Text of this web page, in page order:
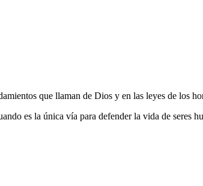
que llaman de Dios y en las leyes de los
es la única vía para defender la vida de seres